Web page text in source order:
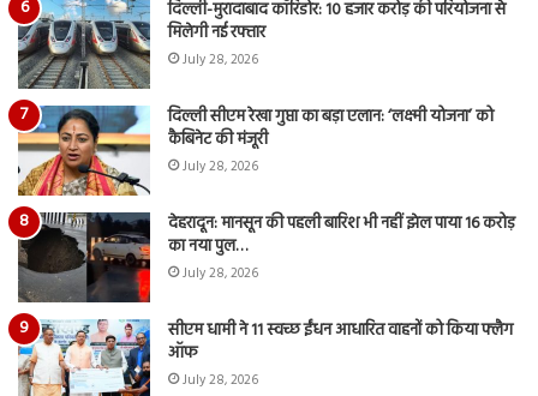
दिल्ली-मुरादाबाद कॉरिडोर: 10 हजार करोड़ की परियोजना से
मिलेगी नई रफ्तार
July 28, 2026
दिल्ली सीएम रेखा गुप्ता का बड़ा एलान: ‘लक्ष्मी योजना’ को
कैबिनेट की मंजूरी
July 28, 2026
देहरादून: मानसून की पहली बारिश भी नहीं झेल पाया 16 करोड़
का नया पुल…
July 28, 2026
सीएम धामी ने 11 स्वच्छ ईंधन आधारित वाहनों को किया फ्लैग
ऑफ
July 28, 2026